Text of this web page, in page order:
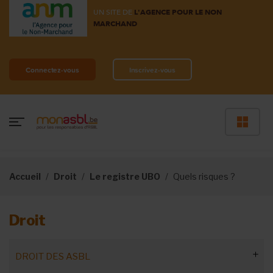
UN SITE DE L'AGENCE POUR LE NON
MARCHAND
Connectez-vous Inscrivez-vous
Accueil Droit Le registre UBO Quels risques ?
Droit
DROIT DES ASBL